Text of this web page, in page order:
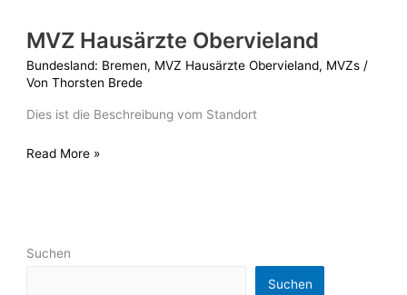
MVZ Hausärzte Obervieland
Bundesland: Bremen, MVZ Hausärzte Obervieland, MVZs /
VonThorsten Brede
Dies ist die Beschreibung vom Standort
Read More »
Suchen
Suchen